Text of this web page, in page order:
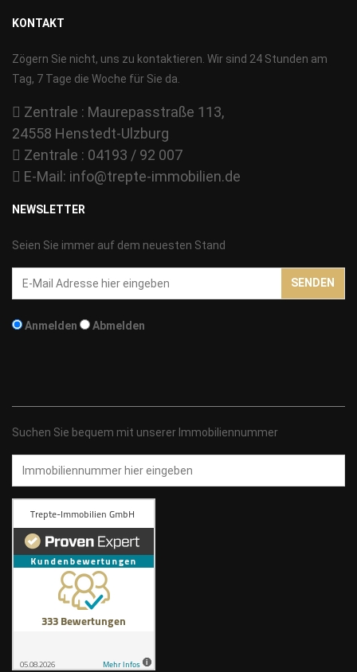
KONTAKT
Zögern Sie nicht, uns zu kontaktieren. Wir sind 24 Stunden am
Tag, 7 Tage die Woche für Sie da.
Zentrale : Maurepasstraße 113,
24558 Henstedt-Ulzburg
Zentrale : 04193 / 92 007
E-Mail: info@trepte-immobilien.de
NEWSLETTER
Seien Sie immer auf dem neuesten Stand
Email-
Addresse
Anmelden Abmelden
SENDEN
Suchen Sie bequem mit unserer Immobiliennummer
Immobiliennummer